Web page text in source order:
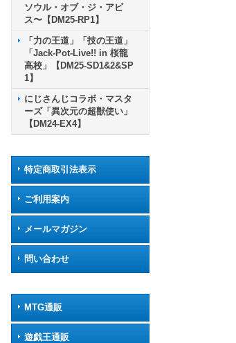
ソウル・オブ・ジ・アビ
ス〜【DM25-RP1】
「力の王道」「技の王道」
「Jack-Pot-Live!! in 桜龍
高校」【DM25-SD1&2&SP
1】
にじさんじコラボ・マスタ
ーズ「異次元の超獣使い」
【DM24-EX4】
特定商取引法表示
ご利用案内
メールマガジン
問い合わせ
MTG通販
遊戯王通販